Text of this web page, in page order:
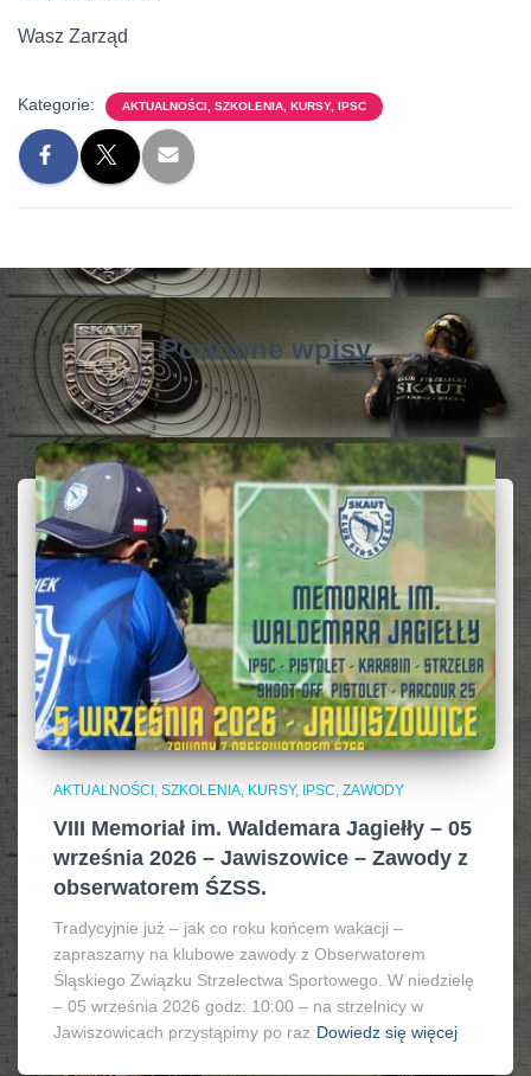
Wasz Zarząd
Kategorie: AKTUALNOŚCI, SZKOLENIA, KURSY, IPSC
Podobne wpisy
AKTUALNOŚCI, SZKOLENIA, KURSY, IPSC ZAWODY
VIII Memoriał im. Waldemara Jagiełły – 05
września 2026 – Jawiszowice – Zawody z
obserwatorem ŚZSS.
Tradycyjnie już – jak co roku końcem wakacji –
zapraszamy na klubowe zawody z Obserwatorem
Śląskiego Związku Strzelectwa Sportowego. W niedzielę
– 05 września 2026 godz: 10:00 – na strzelnicy w
Jawiszowicach przystąpimy po raz Dowiedz się więcej